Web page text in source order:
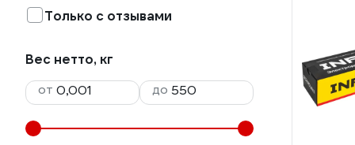
Только с отзывами
Вес нетто, кг
от
до